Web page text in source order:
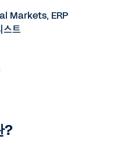
Markets, ERP
스트
?